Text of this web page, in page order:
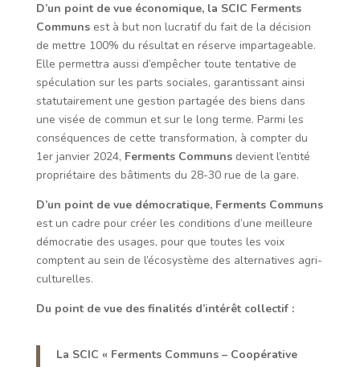
D’un point de vue économique, la SCIC Ferments
Communsest à but non lucratif du fait de la décision
de mettre 100% du résultat en réserve impartageable.
Elle permettra aussi d’empêcher toute tentative de
spéculation sur les parts sociales, garantissant ainsi
statutairement une gestion partagée des biens dans
une visée de commun et sur le long terme. Parmi les
conséquences de cette transformation, à compter du
1er janvier 2024, Ferments Communsdevient l’entité
propriétaire des bâtiments du 28-30 rue de la gare.
D’un point de vue démocratique, Ferments Communs
est un cadre pour créer les conditions d’une meilleure
démocratie des usages, pour que toutes les voix
comptent au sein de l’écosystème des alternatives agri-
culturelles.
Du point de vue des finalités d’intérêt collectif :
La SCIC « Ferments Communs – Coopérative